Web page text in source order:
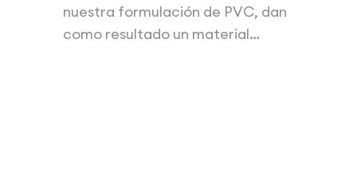
nuestra formulación de PVC, dan
como resultado un material